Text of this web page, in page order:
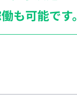
も可能です。